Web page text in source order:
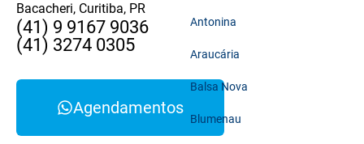
Bacacheri, Curitiba, PR
(41) 9 9167 9036
(41) 3274 0305
Agendamentos
Antonina
Araucária
Balsa Nova
Blumenau